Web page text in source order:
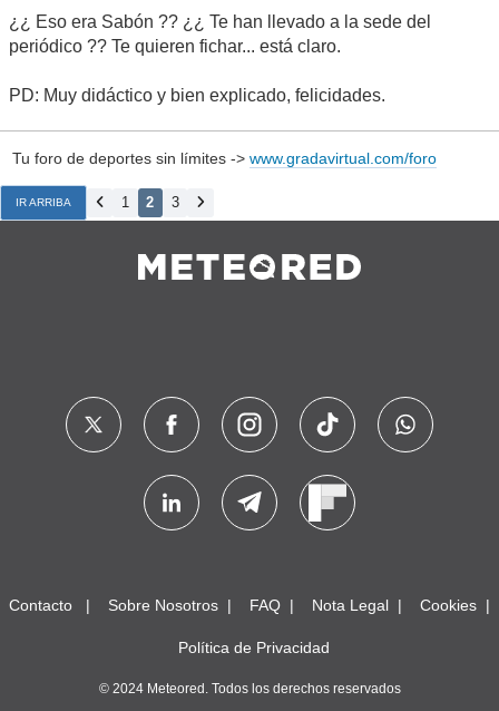
¿¿ Eso era Sabón ?? ¿¿ Te han llevado a la sede del
periódico ?? Te quieren fichar... está claro.
PD: Muy didáctico y bien explicado, felicidades.
Tu foro de deportes sin límites -> www.gradavirtual.com/foro
IR ARRIBA 1 2 3
Contacto Sobre Nosotros FAQ Nota Legal Cookies
Política de Privacidad
© 2024 Meteored. Todos los derechos reservados